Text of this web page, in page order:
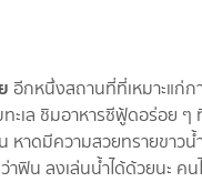
อีกหนึ่งสถานที่ที่เหมาะแก่
ะเล ชิมอาหารซีฟู้ดอร่อย ๆ
าดมีความสวยทรายขาวน้ำ
ฟิน ลงเล่นน้ำได้ด้วยนะ คน